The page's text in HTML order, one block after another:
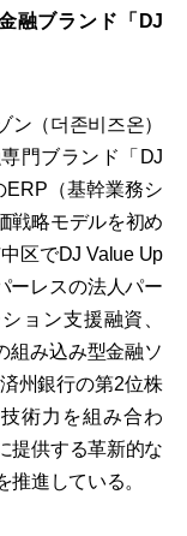
融ブランド「DJ
（더존비즈온）
門ブランド「DJ
ERP（基幹業務シ
戦略モデルを初め
区でDJ Value Up
ーレスの法人パー
ョン支援融資、
組み込み型金融ソ
州銀行の第2位株
術力を組み合わ
提供する革新的な
進している。